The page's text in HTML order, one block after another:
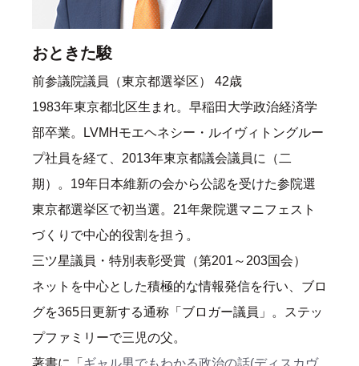
おときた駿
前参議院議員（東京都選挙区） 42歳
1983年東京都北区生まれ。早稲田大学政治経済学
部卒業。LVMHモエヘネシー・ルイヴィトングルー
プ社員を経て、2013年東京都議会議員に（二
期）。19年日本維新の会から公認を受けた参院選
東京都選挙区で初当選。21年衆院選マニフェスト
づくりで中心的役割を担う。
三ツ星議員・特別表彰受賞（第201～203国会）
ネットを中心とした積極的な情報発信を行い、ブロ
グを365日更新する通称「ブロガー議員」。ステッ
プファミリーで三児の父。
著書に「 ギャル男でもわかる政治の話(ディスカヴ